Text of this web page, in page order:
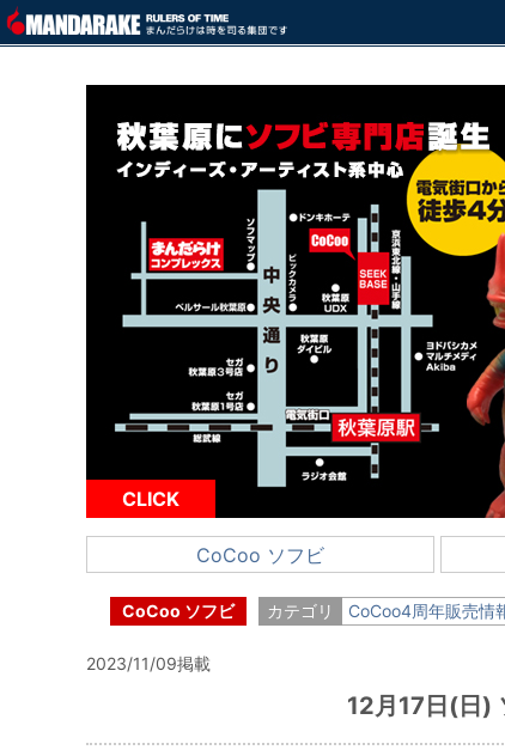
CLICK
CoCoo ソフビ
CoCoo ソフビ カテゴリ CoCoo4周年販売情
2023/11/09掲載
12月17日(日)